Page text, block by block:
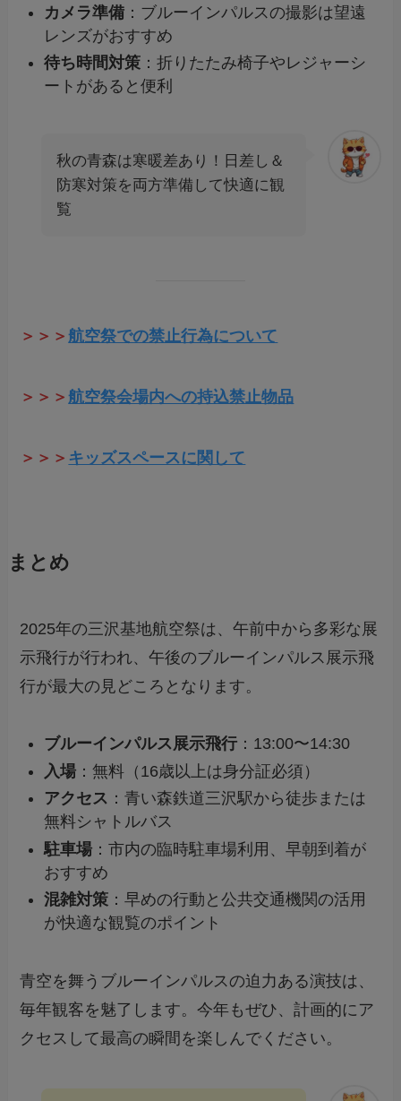
カメラ準備 ：ブルーインパルスの撮影は望遠
レンズがおすすめ
待ち時間対策 ：折りたたみ椅子やレジャーシ
ートがあると便利
秋の青森は寒暖差あり！日差し＆
防寒対策を両方準備して快適に観
覧
＞＞＞航空祭での禁止行為について
＞＞＞航空祭会場内への持込禁止物品
＞＞＞ キッズスペースに関して
まとめ
2025年の三沢基地航空祭は、午前中から多彩な展
示飛行が行われ、午後のブルーインパルス展示飛
行が最大の見どころとなります。
ブルーインパルス展示飛行 ：13:00〜14:30
入場 ：無料（16歳以上は身分証必須）
アクセス ：青い森鉄道三沢駅から徒歩または
無料シャトルバス
駐車場 ：市内の臨時駐車場利用、早朝到着が
おすすめ
混雑対策 ：早めの行動と公共交通機関の活用
が快適な観覧のポイント
青空を舞うブルーインパルスの迫力ある演技は、
毎年観客を魅了します。今年もぜひ、計画的にア
クセスして最高の瞬間を楽しんでください。